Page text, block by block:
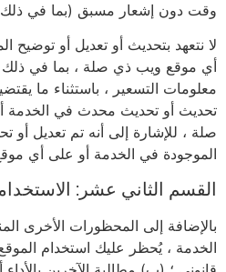
وقت دون إشعار مسبق (بما في ذلك
لا نتعهد بتحديث أو تعديل أو توضيح
أي موقع ويب ذي صلة ، بما في ذلك
معلومات التسعير ، باستثناء ما
تحديث أو تحديث محدث في
صلة ، للإشارة إلى أنه تم تعديل أو
الموجودة في الخدمة أو على أي
القسم الثاني عشر:
بالإضافة إلى المحظورات الأخرى
الخدمة ، يُحظر عليك استخدام